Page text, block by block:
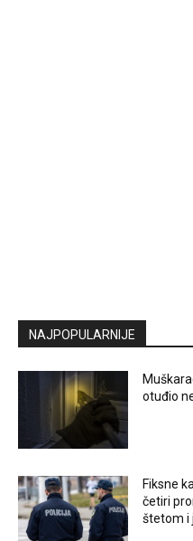
NAJPOPULARNIJE
otuđio
Fiksne
četiri
štetom i